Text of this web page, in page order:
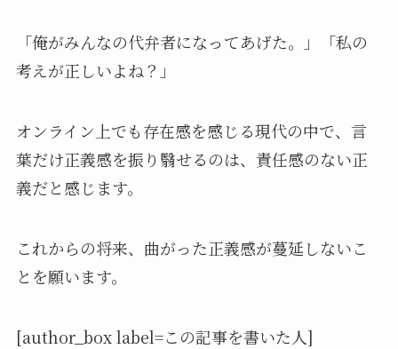
「俺がみんなの代弁者になってあげた。」「私の
考えが正しいよね？」
オンライン上でも存在感を感じる現代の中で、言
葉だけ正義感を振り翳せるのは、責任感のない正
義だと感じます。
これからの将来、曲がった正義感が蔓延しないこ
とを願います。
[author_box label=この記事を書いた人]